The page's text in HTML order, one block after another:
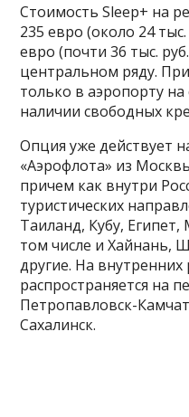
Стоимость Sleep+ на
235 евро (около 24
евро (почти 36 тыс.
центральном ряду.
только в аэропорту
наличии свободных
Опция уже действует
«Аэрофлота» из
причем как внутри
туристических
Таиланд, Кубу,
том числе и Хайнань,
другие. На внутренних
распространяется на
Петропавловск-
Сахалинск.